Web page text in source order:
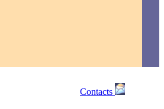
Contacts